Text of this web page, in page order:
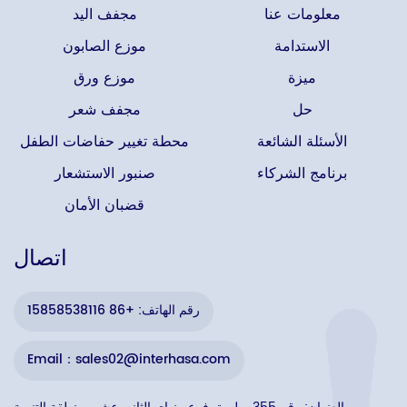
مجفف اليد
موزع الصابون
موزع ورق
مجفف شعر
محطة تغيير حفاضات الطفل
صنبور الاستشعار
قضبان الأمان
معلومات عنا
الاستدامة
ميزة
حل
الأسئلة الشائعة
برنامج الشركاء
اتصال
رقم الهاتف: +86 15858538116
Email：sales02@interhasa.com